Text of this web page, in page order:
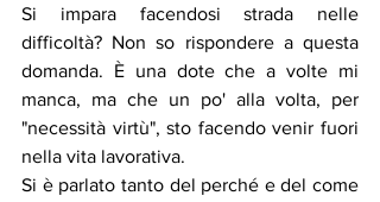
Si impara facendosi strada nelle
difficoltà? Non so rispondere a questa
domanda. È una dote che a volte mi
manca, ma che un po' alla volta, per
"necessità virtù", sto facendo venir fuori
nella vita lavorativa.
Si è parlato tanto del perché e del come